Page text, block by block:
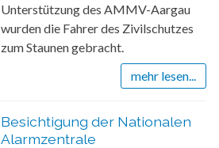
Unterstützung des AMMV-Aargau
wurden die Fahrer des Zivilschutzes
zum Staunen gebracht.
mehr lesen...
Besichtigung der Nationalen
Alarmzentrale